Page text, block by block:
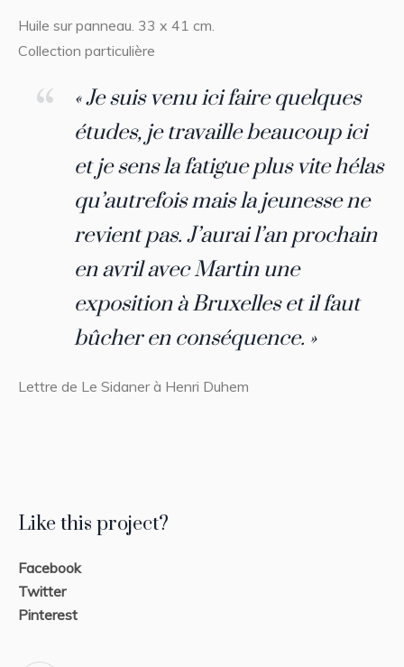
Huile sur panneau. 33 x 41 cm.
Collection particulière
« Je suis venu ici faire quelques
études, je travaille beaucoup ici
et je sens la fatigue plus vite hélas
qu’autrefois mais la jeunesse ne
revient pas. J’aurai l’an prochain
en avril avec Martin une
exposition à Bruxelles et il faut
bûcher en conséquence. »
Lettre de Le Sidaner à Henri Duhem
Like this project?
Facebook
Twitter
Pinterest